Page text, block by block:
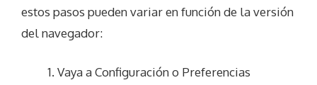
estos pasos pueden variar en función de la versión
del navegador:
Vaya a Configuración o Preferencias